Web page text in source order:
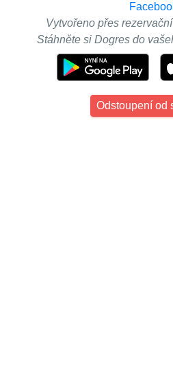
Vytvořeno přes
Stáhněte si Dogres do
Odstoupení od